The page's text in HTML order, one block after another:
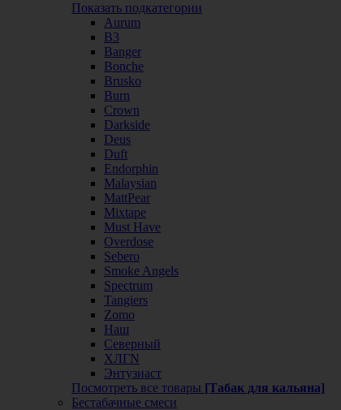
Показать подкатегории
Aurum
B3
Banger
Bonche
Brusko
Burn
Crown
Darkside
Deus
Duft
Endorphin
Malaysian
MattPear
Mixtape
Must Have
Overdose
Sebero
Smoke Angels
Spectrum
Tangiers
Zomo
Наш
Северный
ХЛГN
Энтузиаст
Посмотреть все товары [Табак для кальяна]
Бестабачные смеси